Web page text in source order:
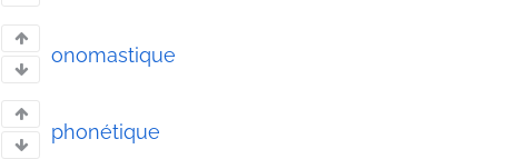
onomastique
phonétique